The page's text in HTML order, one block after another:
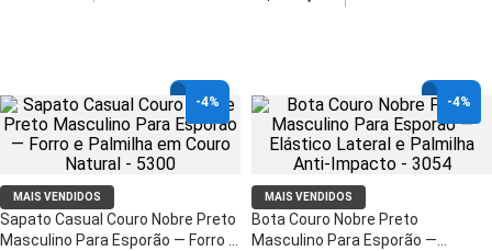
-4%
MAIS VENDIDOS
Sapato Casual Couro Nobre Preto
Masculino Para Esporão — Forro e
-4%
MAIS VENDIDOS
Bota Couro Nobre Preto
Masculino Para Esporão —